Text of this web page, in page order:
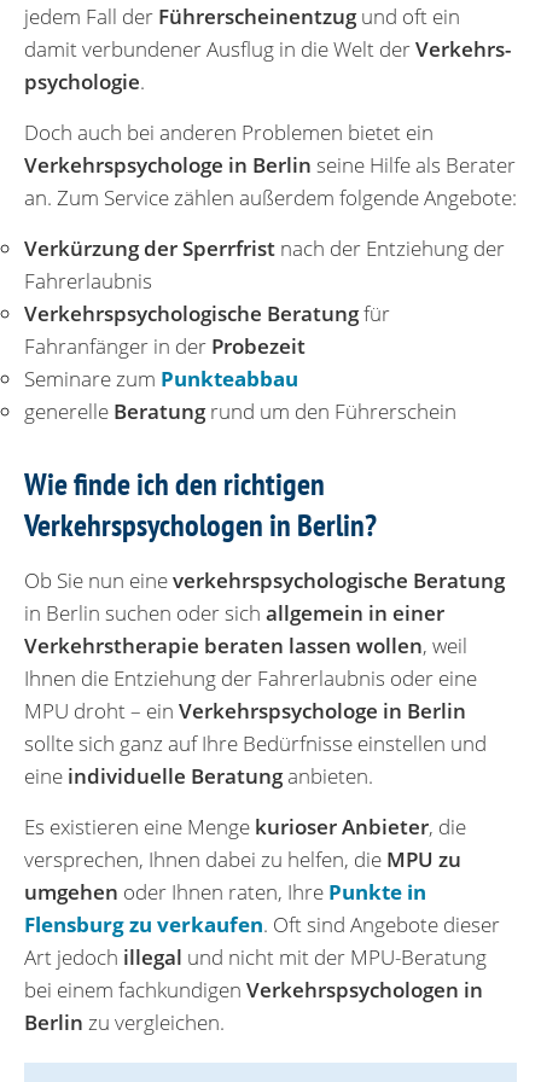
jedem Fall der Führerscheinentzugund oft ein
damit verbundener Ausflug in die Welt derVerkehrs­
psychologie.
Doch auch bei anderen Problemen bietet ein
Verkehrspsychologe in Berlin seine Hilfe als Berater
an. Zum Service zählen außerdem folgende Angebote:
Verkürzung der Sperrfrist nach der Entziehung der
Fahrerlaubnis
Verkehrspsychologische Beratungfür
Fahranfänger in der Probezeit
Seminare zum Punkteabbau
generelle Beratungrund um den Führerschein
Wie finde ich den richtigen
Verkehrspsychologen in Berlin?
Ob Sie nun eineverkehrspsychologische Beratung
in Berlin suchen oder sich allgemein in einer
Verkehrstherapie beraten lassen wollen, weil
Ihnen die Entziehung der Fahrerlaubnis oder eine
MPU droht – ein Verkehrspsychologe in Berlin
sollte sich ganz auf Ihre Bedürfnisse einstellen und
eine individuelle Beratunganbieten.
Es existieren eine Menge kurioser Anbieter, die
versprechen, Ihnen dabei zu helfen, die MPU zu
umgehen oder Ihnen raten, Ihre Punkte in
Flensburg zu verkaufen. Oft sind Angebote dieser
Art jedoch illegal und nicht mit der MPU-Beratung
bei einem fachkundigen Verkehrspsychologen in
Berlin zu vergleichen.